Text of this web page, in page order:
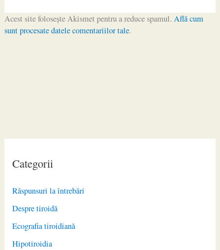
Categorii
Răspunsuri la întrebări
Despre tiroidă
Ecografia tiroidiană
Hipotiroidia
Acest site folosește Akismet pentru a reduce spamul. Află cum
sunt procesate datele comentariilor tale.